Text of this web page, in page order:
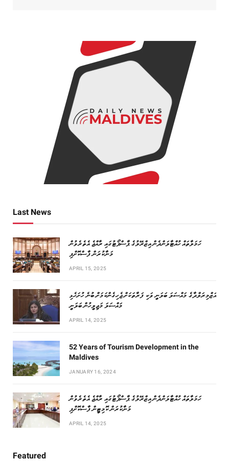
Last News
ހަމަލާތައް ހުއްޓާލަންދެން އިޒްރޭލުގެ ޕާސްޕޯޓުގައި ރާއްޖެ އެތެރެވުން
މަނާކުރަން ފާސްކޮށްފި
APRIL 15, 2025
އަޒްމިރަލްދާގެ މައްސަލަ ބަލަނީ ވަކި ފަރާތަކަށް ޖެހިގެންކަމަށް ބުނެ ހުށަހެޅި
މައްސަލަ މަޖިލީހުން ބަލަނީ
APRIL 14, 2025
52 Years of Tourism Development in the
Maldives
JANUARY 16, 2024
ހަމަލާތައް ހުއްޓާލަންދެން އިޒްރޭލުގެ ޕާސްޕޯޓުގައި ރާއްޖެ އެތެރެވުން
މަނާކުރަން ކޮމިޓީން ފާސްކޮށްފި
APRIL 14, 2025
Featured